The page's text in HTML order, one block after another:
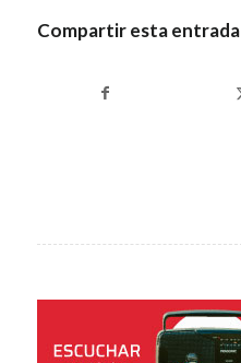
Compartir esta entrada